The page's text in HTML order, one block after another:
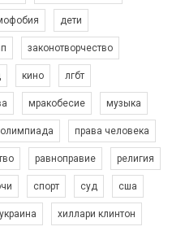
Зупинимо насильство проти ЛГБТ в Україні! Stop violence against LGBT in Ukraine!
ролік на конкурс PACT, який
Україна" з протидії
реалізувати нашу
проти ЛГБТ в Україні.
• 5 Комментариев
дети
законотворчество
кино лгбт
мракобесие музыка
олимпиада права человека
равноправие религия
спорт суд сша
украина хиллари клинтон